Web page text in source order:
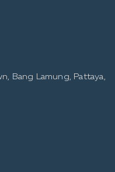
Bang Lamung, Pattaya,